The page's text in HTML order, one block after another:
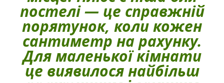
постелі — це справжній
порятунок, коли кожен
сантиметр на рахунку.
Для маленької кімнати
це виявилося найбільш